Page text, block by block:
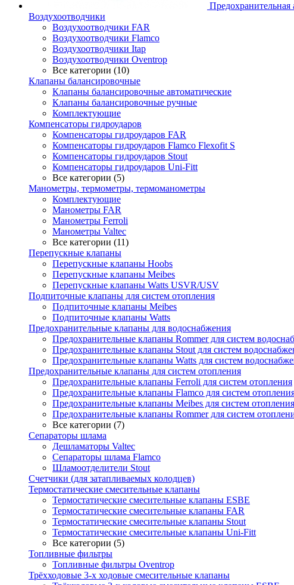
Предохранительная
Воздухоотводчики
Воздухоотводчики FAR
Воздухоотводчики Flamco
Воздухоотводчики Itap
Воздухоотводчики Oventrop
Все категории (10)
Клапаны балансировочные
Клапаны балансировочные автоматические
Клапаны балансировочные ручные
Комплектующие
Компенсаторы гидроударов
Компенсаторы гидроударов FAR
Компенсаторы гидроударов Flamco Flexofit S
Компенсаторы гидроударов Stout
Компенсаторы гидроударов Uni-Fitt
Все категории (5)
Манометры, термометры, термоманометры
Комплектующие
Манометры FAR
Манометры Ferroli
Манометры Valtec
Все категории (11)
Перепускные клапаны
Перепускные клапаны Hoobs
Перепускные клапаны Meibes
Перепускные клапаны Watts USVR/USV
Подпиточные клапаны для систем отопления
Подпиточные клапаны Meibes
Подпиточные клапаны Watts
Предохранительные клапаны для водоснабжения
Предохранительные клапаны Rommer для систем
Предохранительные клапаны Stout для систем
Предохранительные клапаны Watts для систем
Предохранительные клапаны для систем отопления
Предохранительные клапаны Ferroli для систем отопления
Предохранительные клапаны Flamco для систем
Предохранительные клапаны Meibes для систем отопления
Предохранительные клапаны Rommer для систем
Все категории (7)
Сепараторы шлама
Дешламаторы Valtec
Сепараторы шлама Flamco
Шламоотделители Stout
Счетчики (для затапливаемых колодцев)
Термостатические смесительные клапаны
Термостатические смесительные клапаны ESBE
Термостатические смесительные клапаны FAR
Термостатические смесительные клапаны Stout
Термостатические смесительные клапаны Uni-Fitt
Все категории (5)
Топливные фильтры
Топливные фильтры Oventrop
Трёхходовые 3-х ходовые смесительные клапаны